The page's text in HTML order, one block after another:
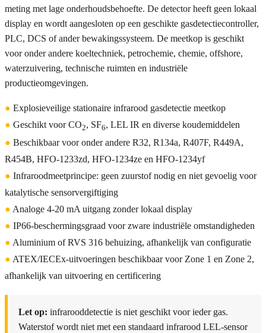
meting met lage onderhoudsbehoefte. De detector heeft geen lokaal
display en wordt aangesloten op een geschikte gasdetectiecontroller,
PLC, DCS of ander bewakingssysteem. De meetkop is geschikt
voor onder andere koeltechniek, petrochemie, chemie, offshore,
waterzuivering, technische ruimten en industriële
productieomgevingen.
● Explosieveilige stationaire infrarood gasdetectie meetkop
● Geschikt voor CO2, SF6, LEL IR en diverse koudemiddelen
● Beschikbaar voor onder andere R32, R134a, R407F, R449A,
R454B, HFO-1233zd, HFO-1234ze en HFO-1234yf
● Infraroodmeetprincipe: geen zuurstof nodig en niet gevoelig voor
katalytische sensorvergiftiging
● Analoge 4-20 mA uitgang zonder lokaal display
● IP66-beschermingsgraad voor zware industriële omstandigheden
● Aluminium of RVS 316 behuizing, afhankelijk van configuratie
● ATEX/IECEx-uitvoeringen beschikbaar voor Zone 1 en Zone 2,
afhankelijk van uitvoering en certificering
Let op: infrarooddetectie is niet geschikt voor ieder gas.
Waterstof wordt niet met een standaard infrarood LEL-sensor